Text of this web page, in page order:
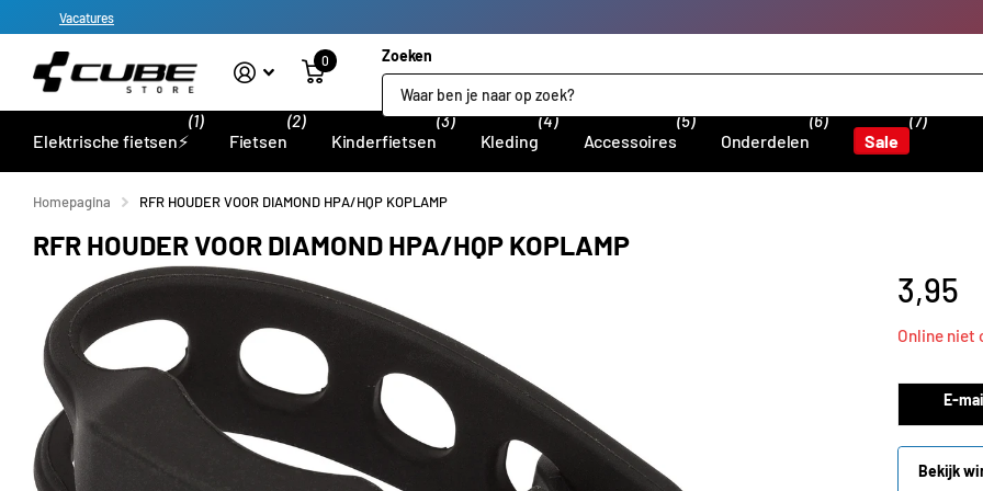
Vacatures
Zoeken
0
Elektrische fietsen⚡
(1)
Fietsen
(2)
Kinderfietsen
(3)
Kleding
(4)
Accessoires
(5)
Onderdelen
(6)
Sale
(7)
Homepagina RFR HOUDER VOOR DIAMOND HPA/HQP KOPLAMP
RFR HOUDER VOOR DIAMOND HPA/HQP KOPLAMP
3,95
Online niet
E-
Bekijk